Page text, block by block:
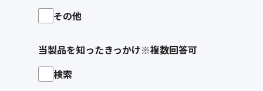
その他
当製品を知ったきっかけ※複数回答可
検索